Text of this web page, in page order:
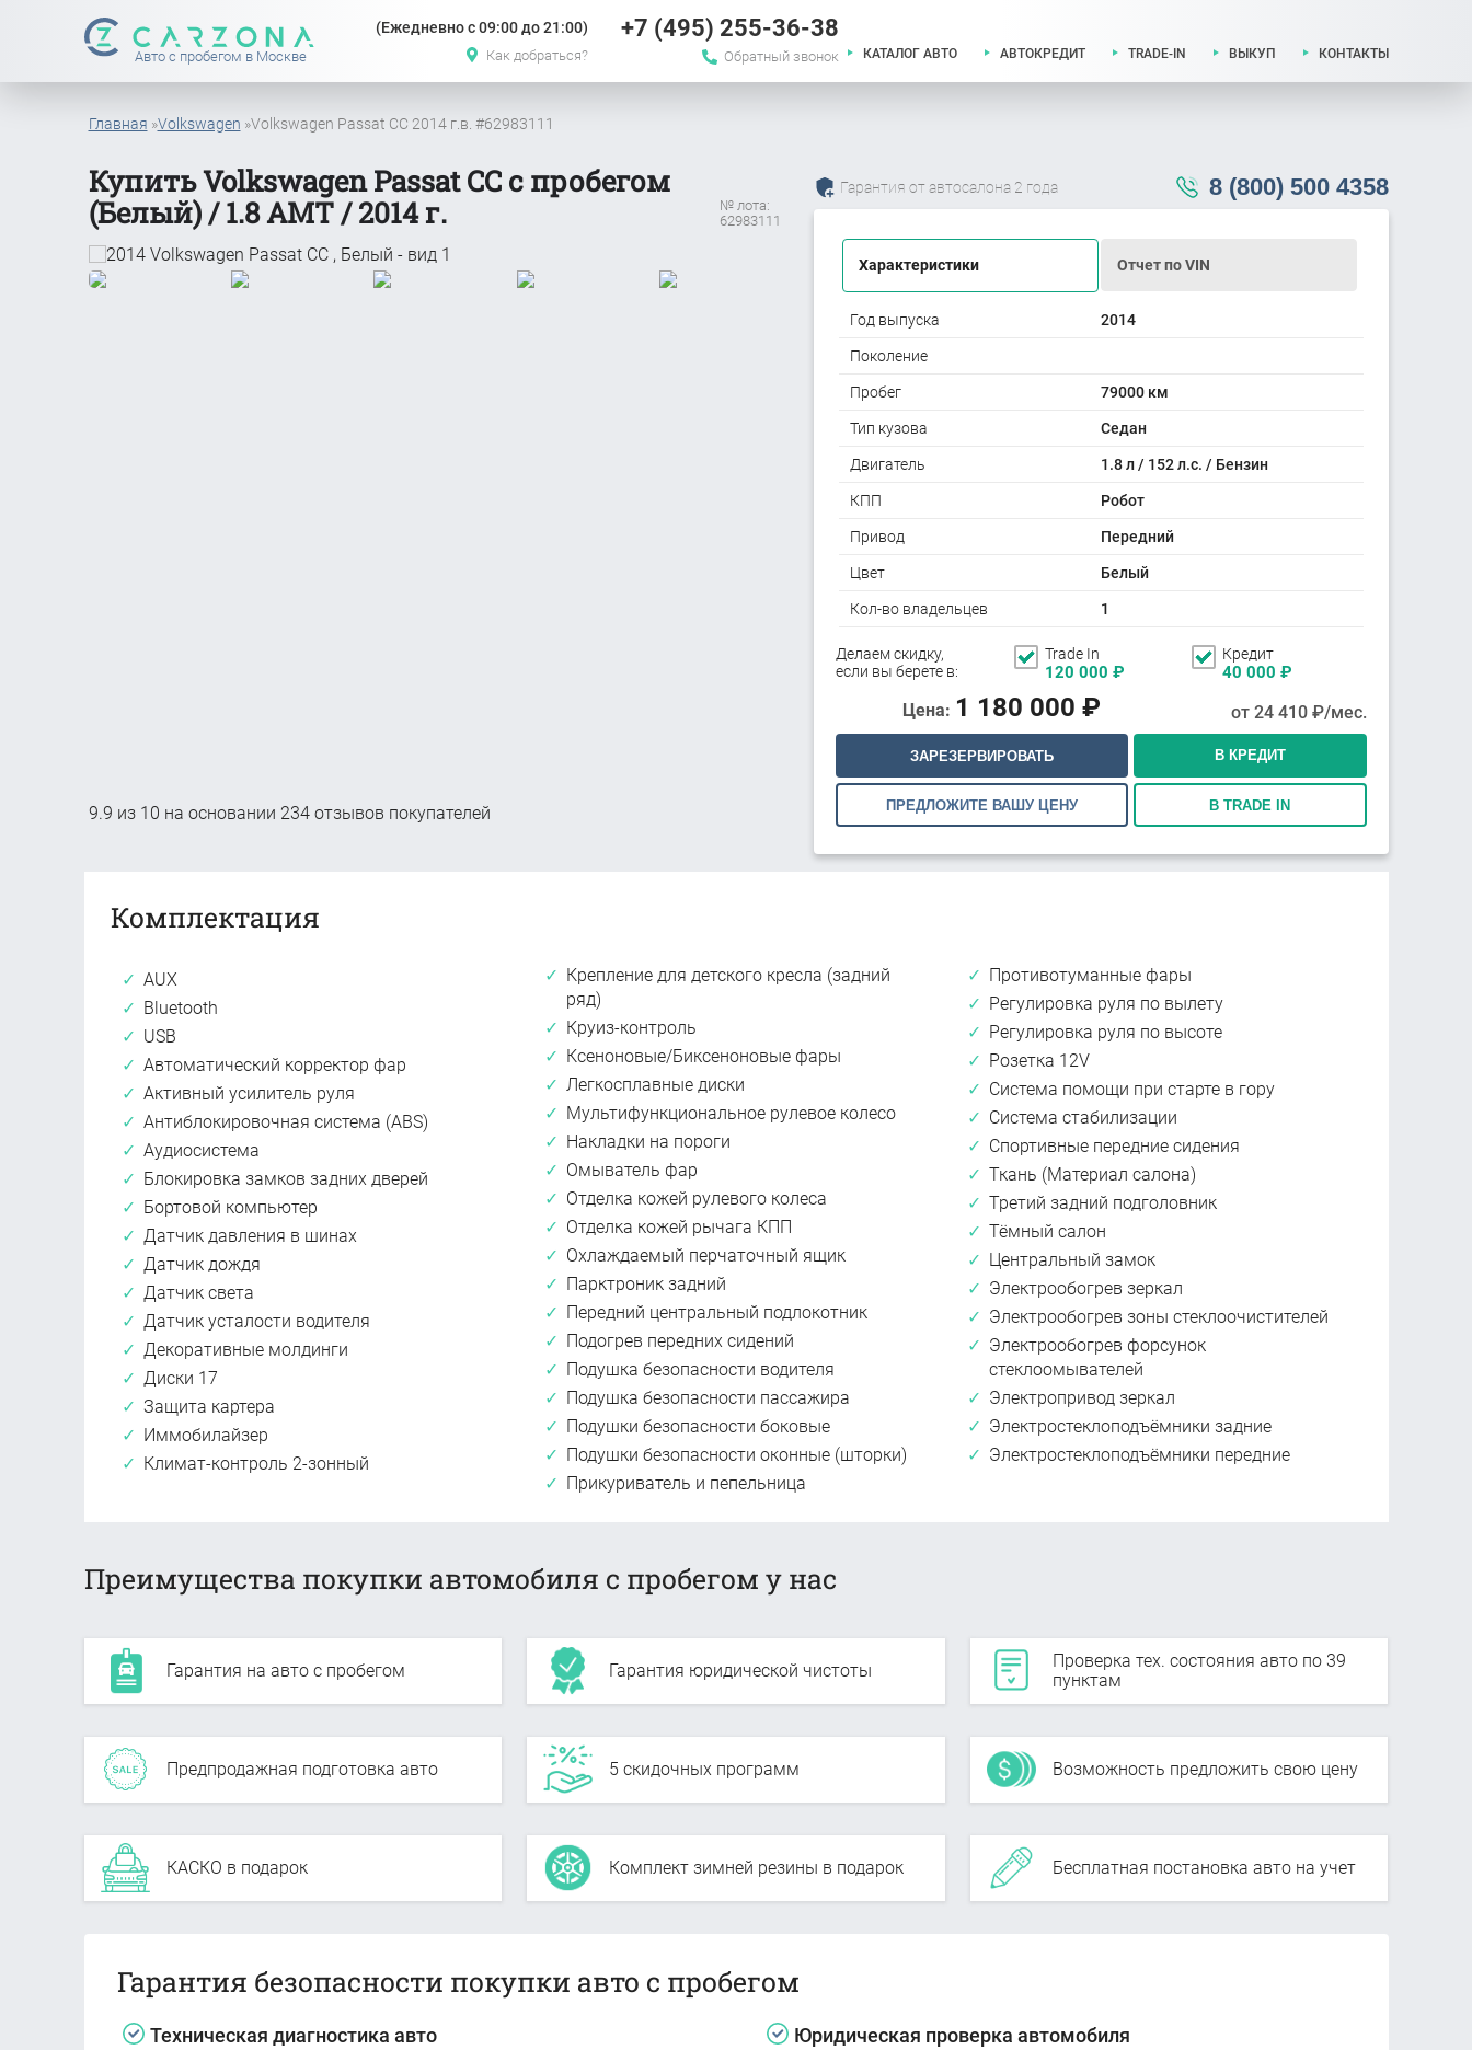
Авто с пробегом в Москве
(Ежедневно с 09:00 до 21:00)
Как добраться?
+7 (495) 255-36-38
Обратный звонок КАТАЛОГ АВТО АВТОКРЕДИТ TRADE-IN ВЫКУП КОНТАКТЫ
Главная »Volkswagen »Volkswagen Passat CC 2014 г.в. #62983111
Купить Volkswagen Passat CC с пробегом
(Белый) / 1.8 АМТ / 2014 г.
№ лота:
62983111
9.9 из 10 на основании 234отзывов покупателей
Гарантия от автосалона 2 года 8 (800) 500 4358
Характеристики Отчет по VIN
Год выпуска 2014
Поколение
Пробег 79000 км
Тип кузова Седан
Двигатель 1.8 л / 152 л.с. / Бензин
КПП Робот
Привод Передний
Цвет Белый
Кол-во владельцев 1
Делаем скидку,
если вы берете в:
Trade In
120 000 ₽
Кредит
40 000 ₽
Цена: 1 180 000 ₽ от 24 410₽/мес.
ЗАРЕЗЕРВИРОВАТЬ В КРЕДИТ
ПРЕДЛОЖИТЕ ВАШУ ЦЕНУ В TRADE IN
Комплектация
AUX
Bluetooth
USB
Автоматический корректор фар
Активный усилитель руля
Антиблокировочная система (ABS)
Аудиосистема
Блокировка замков задних дверей
Бортовой компьютер
Датчик давления в шинах
Датчик дождя
Датчик света
Датчик усталости водителя
Декоративные молдинги
Диски 17
Защита картера
Иммобилайзер
Климат-контроль 2-зонный
Крепление для детского кресла (задний
ряд)
Круиз-контроль
Ксеноновые/Биксеноновые фары
Легкосплавные диски
Мультифункциональное рулевое колесо
Накладки на пороги
Омыватель фар
Отделка кожей рулевого колеса
Отделка кожей рычага КПП
Охлаждаемый перчаточный ящик
Парктроник задний
Передний центральный подлокотник
Подогрев передних сидений
Подушка безопасности водителя
Подушка безопасности пассажира
Подушки безопасности боковые
Подушки безопасности оконные (шторки)
Прикуриватель и пепельница
Противотуманные фары
Регулировка руля по вылету
Регулировка руля по высоте
Розетка 12V
Система помощи при старте в гору
Система стабилизации
Спортивные передние сидения
Ткань (Материал салона)
Третий задний подголовник
Тёмный салон
Центральный замок
Электрообогрев зеркал
Электрообогрев зоны стеклоочистителей
Электрообогрев форсунок
стеклоомывателей
Электропривод зеркал
Электростеклоподъёмники задние
Электростеклоподъёмники передние
Преимущества покупки автомобиля с пробегом у нас
Гарантия на авто с пробегом Гарантия юридической чистоты
Проверка тех. состояния авто по 39
пунктам
Предпродажная подготовка авто 5 скидочных программ Возможность предложить свою цену
КАСКО в подарок Комплект зимней резины в подарок Бесплатная постановка авто на учет
Гарантия безопасности покупки авто с пробегом
Техническая диагностика авто Юридическая проверка автомобиля